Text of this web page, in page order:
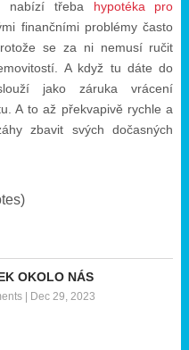
nabízí třeba hypotéka pro
finančními problémy často
se za ni nemusí ručit
A když tu dáte do
jako záruka vrácení
A to až překvapivě rychle a
zbavit svých dočasných
OKOLO NÁS
| Dec 29, 2023